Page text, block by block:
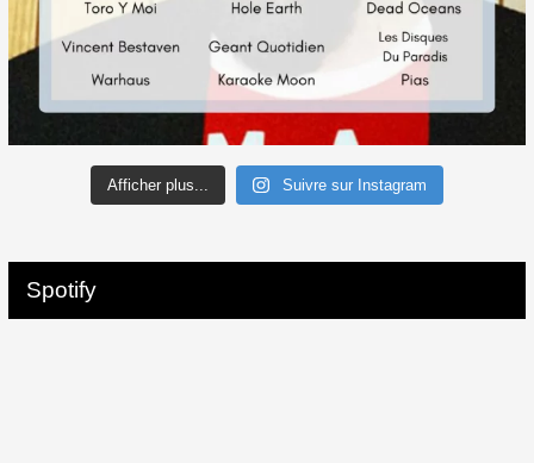
Afficher plus... Suivre sur Instagram
Spotify